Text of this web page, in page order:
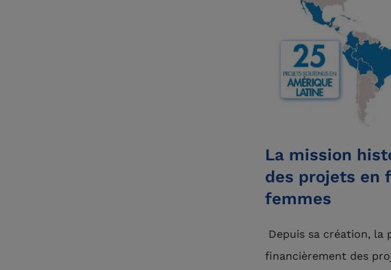
La mission
des projets en
femmes
Depuis sa création, la
financièrement des